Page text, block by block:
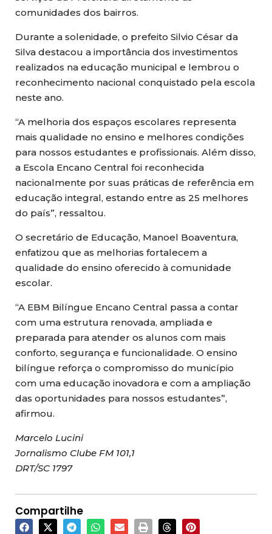
comunidades dos bairros.
Durante a solenidade, o prefeito Silvio César da
Silva destacou a importância dos investimentos
realizados na educação municipal e lembrou o
reconhecimento nacional conquistado pela escola
neste ano.
“A melhoria dos espaços escolares representa
mais qualidade no ensino e melhores condições
para nossos estudantes e profissionais. Além disso,
a Escola Encano Central foi reconhecida
nacionalmente por suas práticas de referência em
educação integral, estando entre as 25 melhores
do país”, ressaltou.
O secretário de Educação, Manoel Boaventura,
enfatizou que as melhorias fortalecem a
qualidade do ensino oferecido à comunidade
escolar.
“A EBM Bilíngue Encano Central passa a contar
com uma estrutura renovada, ampliada e
preparada para atender os alunos com mais
conforto, segurança e funcionalidade. O ensino
bilíngue reforça o compromisso do município
com uma educação inovadora e com a ampliação
das oportunidades para nossos estudantes”,
afirmou.
Marcelo Lucini
Jornalismo Clube FM 101,1
DRT/SC 1797
Compartilhe